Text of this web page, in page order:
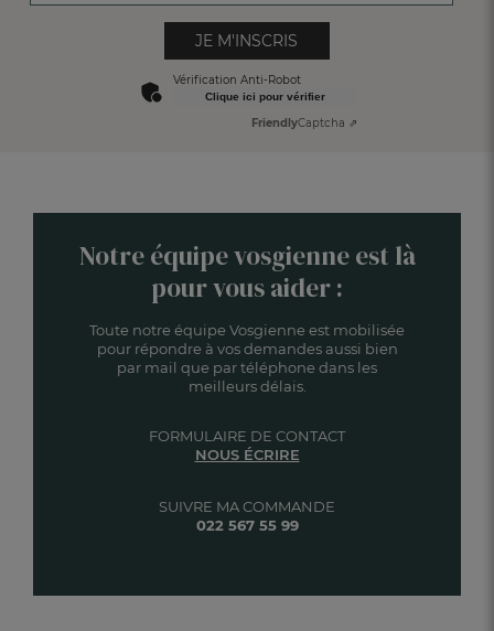
JE M'INSCRIS
Vérification Anti-Robot
Clique ici pour vérifier
FriendlyCaptcha ⇗
Notre équipe vosgienne est là
pour vous aider :
Toute notre équipe Vosgienne est mobilisée
pour répondre à vos demandes aussi bien
par mail que par téléphone dans les
meilleurs délais.
SUIVRE MA COMMANDE
022 567 55 99
FORMULAIRE DE CONTACT
NOUS ÉCRIRE